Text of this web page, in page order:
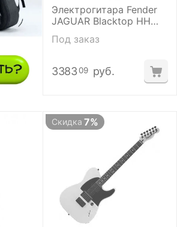
Электрогитара Fender
JAGUAR Blacktop HH
Под заказ
3383 09 руб.
Скидка 7%